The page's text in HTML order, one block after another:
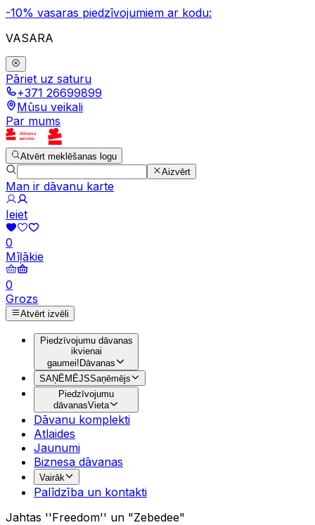
-10% vasaras piedzīvojumiem ar kodu:
VASARA
Pāriet uz saturu
+371 26699899
Mūsu veikali
Par mums
Atvērt meklēšanas logu
Aizvērt
Man ir dāvanu karte
Ieiet
0
Mīļākie
0
Grozs
Atvērt izvēli
Piedzīvojumu dāvanas
ikvienai
gaumei!Dāvanas
SAŅĒMĒJSSaņēmējs
Piedzīvojumu
dāvanasVieta
Dāvanu komplekti
Atlaides
Jaunumi
Biznesa dāvanas
Vairāk
Palīdzība un kontakti
Jahtas ''Freedom'' un "Zebedee"